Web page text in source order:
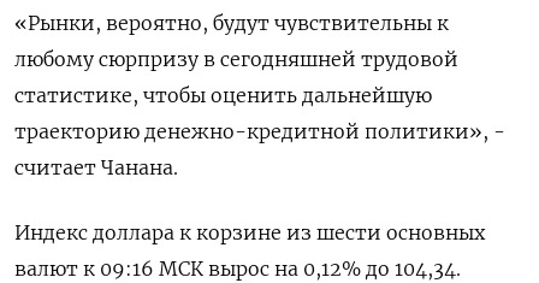
«Рынки, вероятно, будут чувствительны к
любому сюрпризу в сегодняшней трудовой
статистике, чтобы оценить дальнейшую
траекторию денежно-кредитной политики», -
считает Чанана.
Индекс доллара к корзине из шести основных
валют к 09:16 МСК вырос на 0,12% до 104,34​.